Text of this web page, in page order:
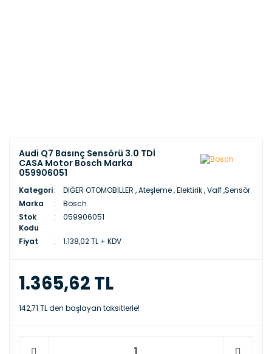
Audi Q7 Basınç Sensörü 3.0 TDİ
CASA Motor Bosch Marka
059906051
Kategori DİĞER OTOMOBİLLER ,Ateşleme , Elektirik , Valf ,Sensör
Marka
Bosch
Stok
Kodu
059906051
Fiyat 1.138,02 TL + KDV
1.365,62 TL
142,71 TL den başlayan taksitlerle!